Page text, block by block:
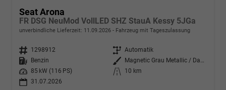
Seat Arona
FR DSG NeuMod VollLED SHZ StauA Kessy 5JGa
unverbindliche Lieferzeit: 11.09.2026 Fahrzeug mit Tageszulassung
Fahrzeugnr. 1298912 Getriebe Automatik
Kraftstoff
Benzin Außenfarbe
Magnetic Grau Metallic / Dachfar
Leistung
85 kW (116 PS) Kilometerstand
10 km
31.07.2026